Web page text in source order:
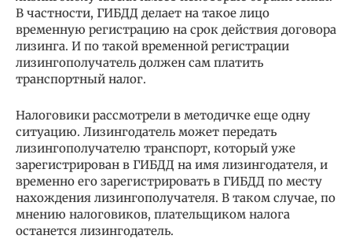
В частности, ГИБДД делает на такое лицо
временную регистрацию на срок действия договора
лизинга. И по такой временной регистрации
лизингополучатель должен сам платить
транспортный налог.
Налоговики рассмотрели в методичке еще одну
ситуацию. Лизингодатель может передать
лизингополучателю транспорт, который уже
зарегистрирован в ГИБДД на имя лизингодателя, и
временно его зарегистрировать в ГИБДД по месту
нахождения лизингополучателя. В таком случае, по
мнению налоговиков, плательщиком налога
останется лизингодатель.